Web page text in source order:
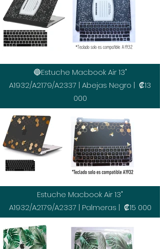
🔵Estuche Macbook Air 13"
A1932/A2179/A2337 | Abejas Negro | ₡13
000
Estuche Macbook Air 13"
A1932/A2179/A2337 | Palmeras | ₡15 000